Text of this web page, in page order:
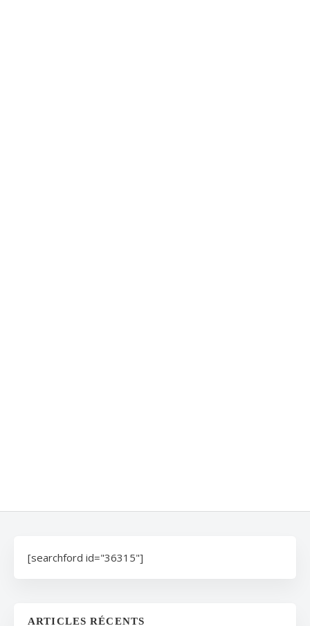
[searchford id="36315"]
ARTICLES RÉCENTS